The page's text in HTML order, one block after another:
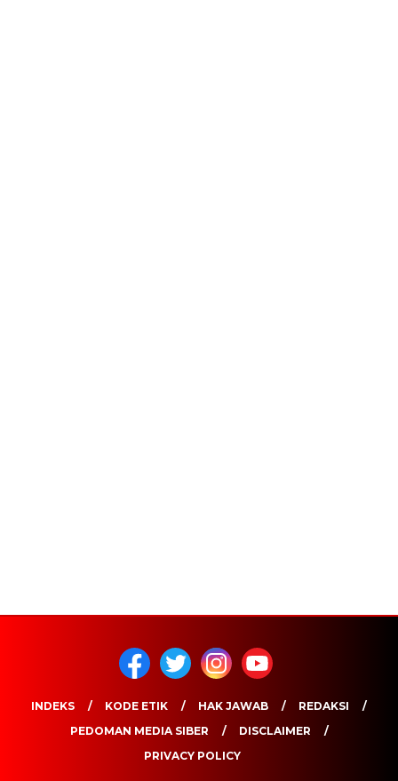
INDEKS KODE ETIK HAK JAWAB
REDAKSI
PEDOMAN MEDIA SIBER
DISCLAIMER
PRIVACY POLICY